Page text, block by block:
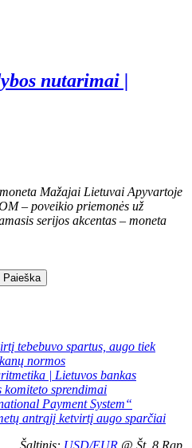
nutarimai |
Mažajai Lietuvai Apyvartoje
– poveikio priemonės už
serijos akcentas – moneta
Paieška
tebebuvo spartus, augo tiek
normos
| Lietuvos bankas
sprendimai
Payment System“
antrąjį ketvirtį augo sparčiai
Šaltinis: USD/EUR @ Št, 8 Rgp.